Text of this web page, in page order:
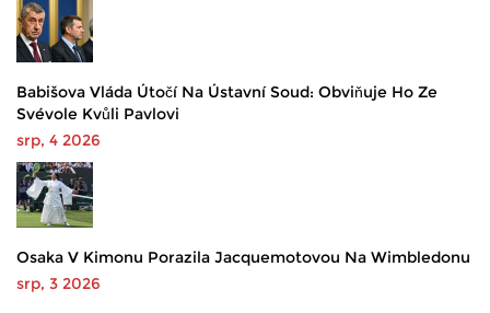
Babišova Vláda Útočí Na Ústavní Soud: Obviňuje Ho Ze
Svévole Kvůli Pavlovi
srp, 4 2026
Osaka V Kimonu Porazila Jacquemotovou Na Wimbledonu
srp, 3 2026